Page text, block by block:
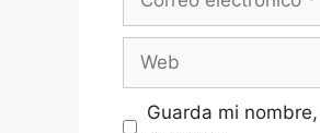
Web
Guarda mi